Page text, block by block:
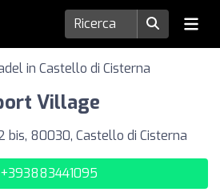
in Castello di Cisterna
Village
bis, 80030, Castello di Cisterna
+393883441095